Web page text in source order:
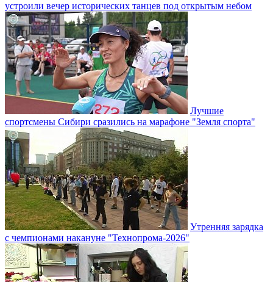
устроили вечер исторических танцев под открытым небом
Лучшие
спортсмены Сибири сразились на марафоне "Земля спорта"
Утренняя зарядка
с чемпионами накануне "Технопрома-2026"